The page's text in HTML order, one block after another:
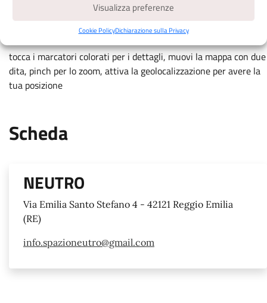
Visualizza preferenze
Cookie PolicyDichiarazione sulla Privacy
tocca i marcatori colorati per i dettagli, muovi la mappa con due
dita, pinch per lo zoom, attiva la geolocalizzazione per avere la
tua posizione
Scheda
NEUTRO
Via Emilia Santo Stefano 4 - 42121 Reggio Emilia
(RE)
info.spazioneutro@gmail.com